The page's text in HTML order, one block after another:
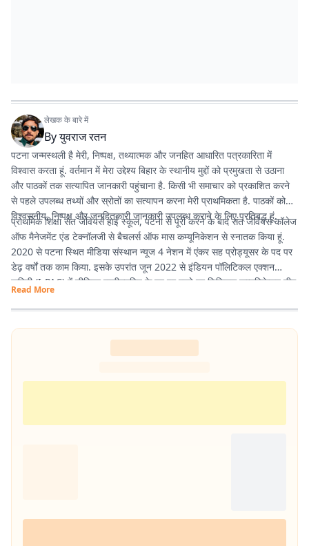
लेखक के बारे में
Byयुवराज रतन
पटना जन्मस्थली है मेरी, निष्पक्ष, तथ्यात्मक और जनहित आधारित पत्रकारिता में
विश्वास करता हूं. वर्तमान में मेरा उद्देश्य बिहार के स्थानीय मुद्दों को प्रमुखता से उठाना
और पाठकों तक सत्यापित जानकारी पहुंचाना है. किसी भी समाचार को प्रकाशित करने
से पहले उपलब्ध तथ्यों और स्रोतों का सत्यापन करना मेरी प्राथमिकता है. पाठकों को
विश्वसनीय, निष्पक्ष और जनहितकारी जानकारी उपलब्ध कराने के लिए प्रतिबद्ध हूं.
प्राथमिक शिक्षा संत जेवियर्स हाई स्कूल, पटना से पूरी करने के बाद संत जेवियर्स कॉलेज
ऑफ मैनेजमेंट एंड टेक्नॉलजी से बैचलर्स ऑफ मास कम्यूनिकेशन से स्नातक किया हूं.
2020 से पटना स्थित मीडिया संस्थान न्यूज 4 नेशन में एंकर सह प्रोड्यूसर के पद पर
डेढ़ वर्षों तक काम किया. इसके उपरांत जून 2022 से इंडियन पॉलिटिकल एक्शन
कमिटी (I-PAC) में सीनियर एग्जीक्यूटिव के पद पर रहते हुए डिजिटल कम्यूनिकेशन टीम
माध्यम से नागरिकों के पास तथ्यात्मक और सही सूचनाएँ, खबर और अपडेट देने का कार्य
कर रहा हूं.
Read More